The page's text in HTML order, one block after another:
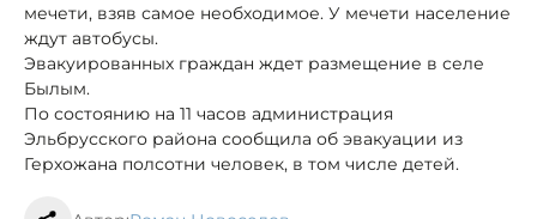
мечети, взяв самое необходимое. У мечети население
ждут автобусы.
Эвакуированных граждан ждет размещение в селе
Былым.
По состоянию на 11 часов администрация
Эльбрусского района сообщила об эвакуации из
Герхожана полсотни человек, в том числе детей.